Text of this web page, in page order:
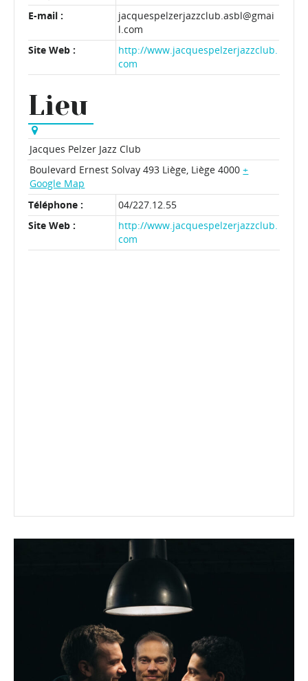
E-mail :
jacquespelzerjazzclub.asbl@gmai
l.com
Site Web :
http://www.jacquespelzerjazzclub.
com
Lieu
Jacques Pelzer Jazz Club
Boulevard Ernest Solvay 493 Liège, Liège 4000 +
Google Map
Téléphone :
04/227.12.55
Site Web :
http://www.jacquespelzerjazzclub.
com